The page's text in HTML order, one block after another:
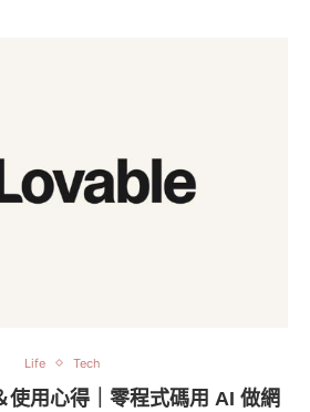
Life Tech
用心得｜零程式碼用 AI 做網